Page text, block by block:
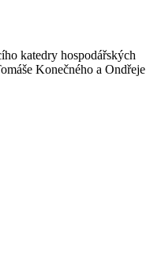
katedry hospodářských
Konečného a Ondřeje